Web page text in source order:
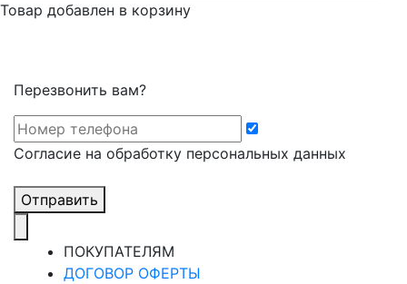
Товар добавлен в корзину
Перезвонить вам?
Cогласие на обработку персональных данных
Отправить
ПОКУПАТЕЛЯМ
ДОГОВОР ОФЕРТЫ